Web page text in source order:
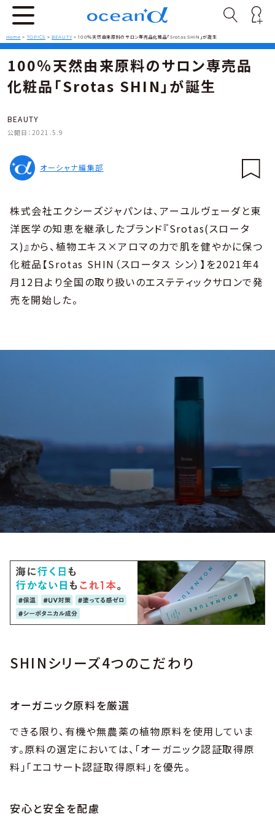
Home > TOPICS >BEAUTY>100％天然由来原料のサロン専売品化粧品「Srotas SHIN」が誕生
100％天然由来原料のサロン専売品
化粧品「Srotas SHIN」が誕生
BEAUTY
公開日： 2021.5.9
オーシャナ編集部
株式会社エクシーズジャパンは、アーユルヴェーダと東
洋医学の知恵を継承したブランド『Srotas(スロータ
ス)』から、植物エキス×アロマの力で肌を健やかに保つ
化粧品【Srotas SHIN（スロータス シン）】を2021年4
月12日より全国の取り扱いのエステティックサロンで発
売を開始した。
SHINシリーズ4つのこだわり
オーガニック原料を厳選
できる限り、有機や無農薬の植物原料を使用していま
す。原料の選定においては、「オーガニック認証取得原
料」「エコサート認証取得原料」を優先。
安心と安全を配慮